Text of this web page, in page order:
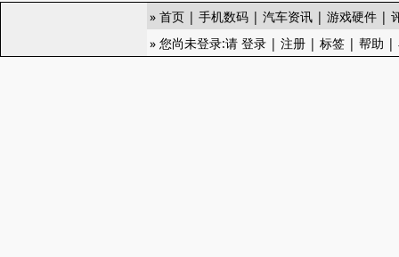
» 首页 | 手机数码 | 汽车资讯 | 游戏硬件 |
» 您尚未登录:请 登录 | 注册 | 标签 | 帮助 |